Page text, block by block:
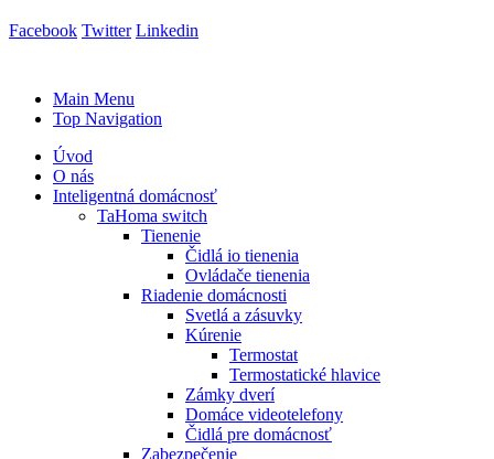
Facebook Twitter Linkedin
Main Menu
Top Navigation
Úvod
O nás
Inteligentná domácnosť
TaHoma switch
Tienenie
Čidlá io tienenia
Ovládače tienenia
Riadenie domácnosti
Svetlá a zásuvky
Kúrenie
Termostat
Termostatické hlavice
Zámky dverí
Domáce videotelefony
Čidlá pre domácnosť
Zabezpečenie